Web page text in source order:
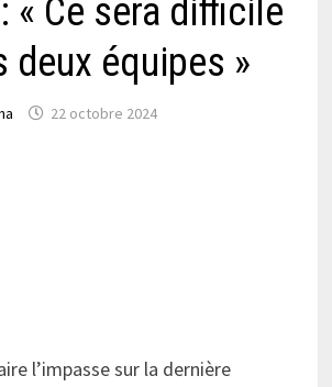
« Ce sera difficile
deux équipes »
22 octobre 2024
l’impasse sur la dernière